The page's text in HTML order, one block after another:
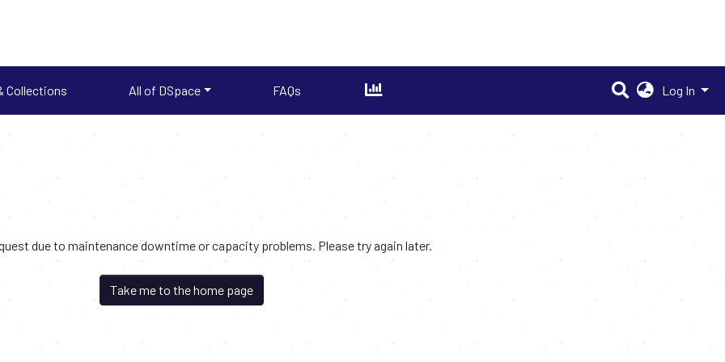
Collections All of DSpace FAQs Log In
due to maintenance downtime or capacity problems. Please try again later.
Take me to the home page